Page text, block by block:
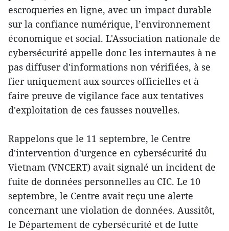
escroqueries en ligne, avec un impact durable
sur la confiance numérique, l’environnement
économique et social. L'Association nationale de
cybersécurité appelle donc les internautes à ne
pas diffuser d'informations non vérifiées, à se
fier uniquement aux sources officielles et à
faire preuve de vigilance face aux tentatives
d'exploitation de ces fausses nouvelles.
Rappelons que le 11 septembre, le Centre
d'intervention d'urgence en cybersécurité du
Vietnam (VNCERT) avait signalé un incident de
fuite de données personnelles au CIC. Le 10
septembre, le Centre avait reçu une alerte
concernant une violation de données. Aussitôt,
le Département de cybersécurité et de lutte